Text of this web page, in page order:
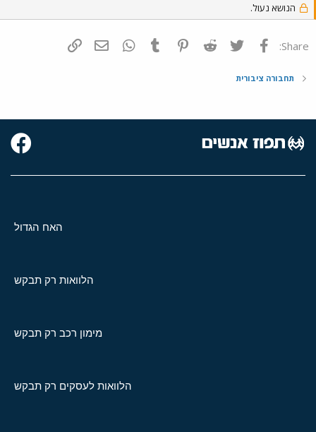
הנושא נעול.
Share: פייסבוק Twitter
Reddit
Pinterest
Tumblr
WhatsAppדואר אלקטרוני
תחבורה ציבורית
האח הגדול
הלוואות רק תבקש
מימון רכב רק תבקש
הלוואות לעסקים רק תבקש